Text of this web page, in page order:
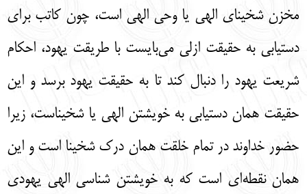
مخزن شخینای الهی یا وحی الهی است، چون کاتب برای
دستیابی به حقیقت ازلی می‌بایست با طریقت یهود، احکام
شریعت یهود را دنبال کند تا به حقیقت یهود برسد و این
حقیقت همان دستیابی به خویشتن الهی یا شخیناست، زیرا
حضور خداوند در تمام خلقت همان درک شخینا است و این
همان نقطه‌ای است که به خویشتن شناسی الهی یهودی